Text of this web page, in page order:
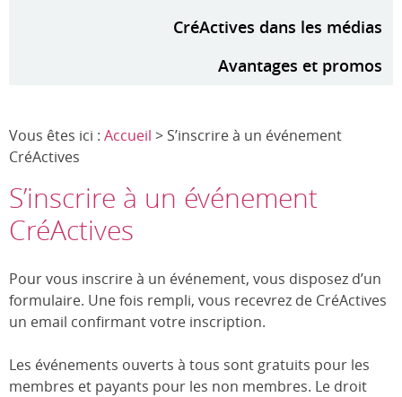
CréActives dans les médias
Avantages et promos
Vous êtes ici : Accueil > S’inscrire à un événement
CréActives
S’inscrire à un événement
CréActives
Pour vous inscrire à un événement, vous disposez d’un
formulaire. Une fois rempli, vous recevrez de CréActives
un email confirmant votre inscription.
Les événements ouverts à tous sont gratuits pour les
membres et payants pour les non membres. Le droit